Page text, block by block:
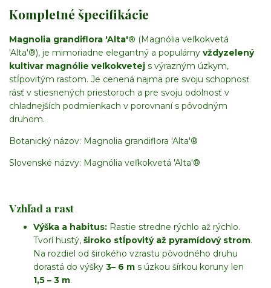
Kompletné špecifikácie
Magnolia grandiflora 'Alta'® (Magnólia veľkokvetá
'Alta'®), je mimoriadne elegantný a populárny vždyzelený
kultivar magnólie veľkokvetej s výrazným úzkym,
stĺpovitým rastom. Je cenená najmä pre svoju schopnosť
rásť v stiesnených priestoroch a pre svoju odolnosť v
chladnejších podmienkach v porovnaní s pôvodným
druhom.
Botanický názov: Magnolia grandiflora 'Alta'®
Slovenské názvy: Magnólia veľkokvetá 'Alta'®
Vzhľad a rast
Výška a habitus: Rastie stredne rýchlo až rýchlo.
Tvorí hustý, široko stĺpovitý až pyramídový strom.
Na rozdiel od širokého vzrastu pôvodného druhu
dorastá do výšky 3– 6 m s úzkou šírkou koruny len
1,5 – 3 m.